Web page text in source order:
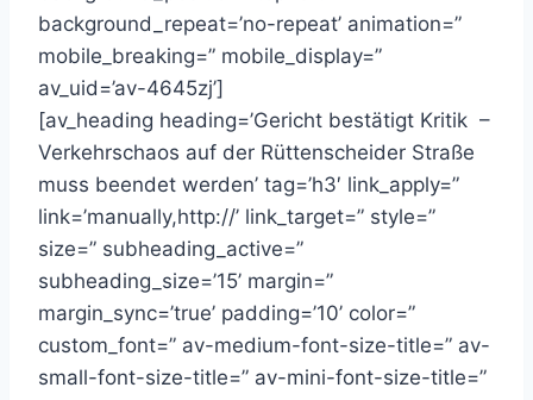
background_repeat=’no-repeat’ animation=”
mobile_breaking=” mobile_display=”
av_uid=’av-4645zj’]
[av_heading heading=’Gericht bestätigt Kritik –
Verkehrschaos auf der Rüttenscheider Straße
muss beendet werden’ tag=’h3′ link_apply=”
link=’manually,http://’ link_target=” style=”
size=” subheading_active=”
subheading_size=’15’ margin=”
margin_sync=’true’ padding=’10’ color=”
custom_font=” av-medium-font-size-title=” av-
small-font-size-title=” av-mini-font-size-title=”